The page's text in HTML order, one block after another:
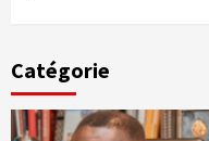
Catégorie